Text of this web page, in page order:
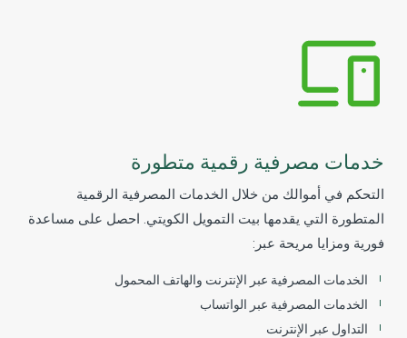
خدمات مصرفية رقمية متطورة
التحكم في أموالك من خلال الخدمات المصرفية الرقمية
المتطورة التي يقدمها بيت التمويل الكويتي. احصل على مساعدة
فورية ومزايا مريحة عبر:
الخدمات المصرفية عبر الإنترنت والهاتف المحمول
الخدمات المصرفية عبر الواتساب
التداول عبر الإنترنت